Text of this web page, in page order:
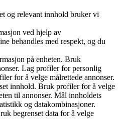
og relevant innhold bruker vi
ved hjelp av
behandles med respekt, og du
på enheten. Bruk
Lag profiler for personlig
for å velge målrettede annonser.
innhold. Bruk profiler for å velge
til annonser. Mål innholdets
og datakombinasjoner.
begrenset data for å velge